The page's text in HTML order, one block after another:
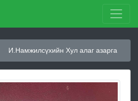
И.Намжилсүхийн Хул алаг азарга